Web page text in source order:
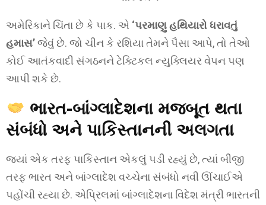
અમેરિકાને ચિંતા છે કે પાક. એ ‘પરમાણુ હથિયારો ધરાવતું
હમાસ’જેવું છે. જો ચીન કે રશિયા તેમને પૈસા આપે, તો તેઓ
કોઈ આતંકવાદી સંગઠનને ટેક્ટિકલ ન્યુક્લિયર વેપન પણ
આપી શકે છે.
ભારત-બાંગ્લાદેશના મજબૂત થતા
સંબંધો અને પાકિસ્તાનની અલગતા
જ્યાં એક તરફ પાકિસ્તાન એકલું પડી રહ્યું છે, ત્યાં બીજી
તરફ ભારત અને બાંગ્લાદેશ વચ્ચેના સંબંધો નવી ઊંચાઈએ
પહોંચી રહ્યા છે. એપ્રિલમાં બાંગ્લાદેશના વિદેશ મંત્રી ભારતની